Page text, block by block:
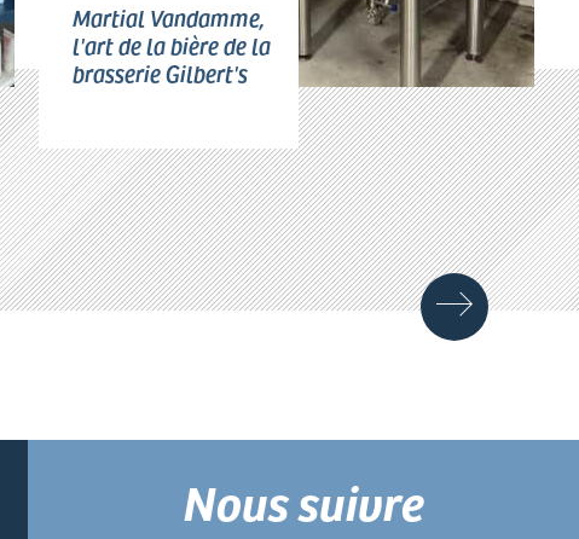
Martial Vandamme,
l'art de la bière de la
brasserie Gilbert's
Nous suivre